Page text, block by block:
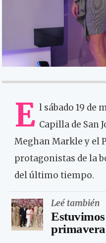
E l sábado 19 de
Capilla de San
Meghan Markle y el
protagonistas de la
del último tiempo.
Leé también